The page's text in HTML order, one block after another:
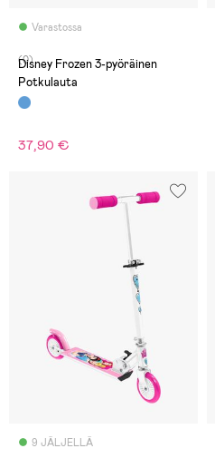
Varastossa
(0)
Disney Frozen 3-pyöräinen
Potkulauta
37,90 €
9 JÄLJELLÄ